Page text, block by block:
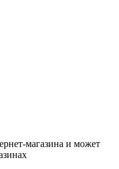
магазина и может